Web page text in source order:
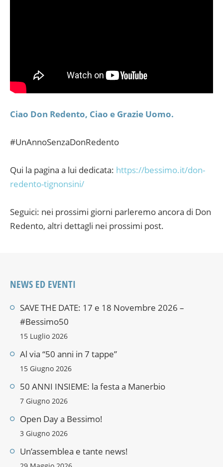
Ciao Don Redento, Ciao e Grazie Uomo.
#UnAnnoSenzaDonRedento
Qui la pagina a lui dedicata: https://bessimo.it/don-
redento-tignonsini/
Seguici: nei prossimi giorni parleremo ancora di Don
Redento, altri dettagli nei prossimi post.
NEWS ED EVENTI
SAVE THE DATE: 17 e 18 Novembre 2026 –
#Bessimo50
15 Luglio 2026
Al via “50 anni in 7 tappe”
15 Giugno 2026
50 ANNI INSIEME: la festa a Manerbio
7 Giugno 2026
Open Day a Bessimo!
3 Giugno 2026
Un’assemblea e tante news!